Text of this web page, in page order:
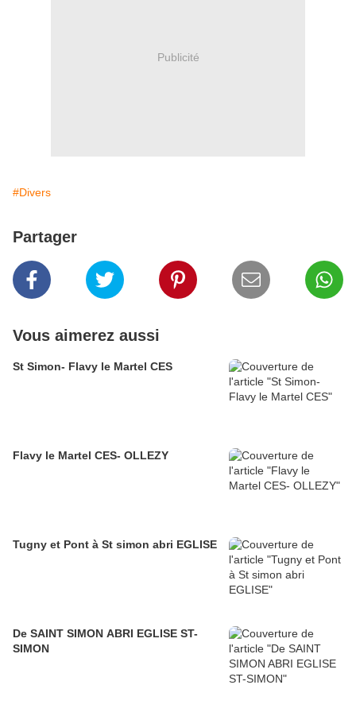
Publicité
#Divers
Partager
Vous aimerez aussi
St Simon- Flavy le Martel CES
Flavy le Martel CES- OLLEZY
Tugny et Pont à St simon abri EGLISE
De SAINT SIMON ABRI EGLISE ST-
SIMON